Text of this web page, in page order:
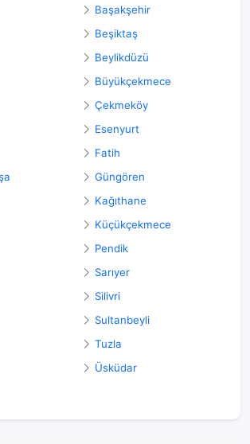
Başakşehir
Beşiktaş
Beylikdüzü
Büyükçekmece
Çekmeköy
Esenyurt
Fatih
Güngören
Kağıthane
Küçükçekmece
Pendik
Sarıyer
Silivri
Sultanbeyli
Tuzla
Üsküdar